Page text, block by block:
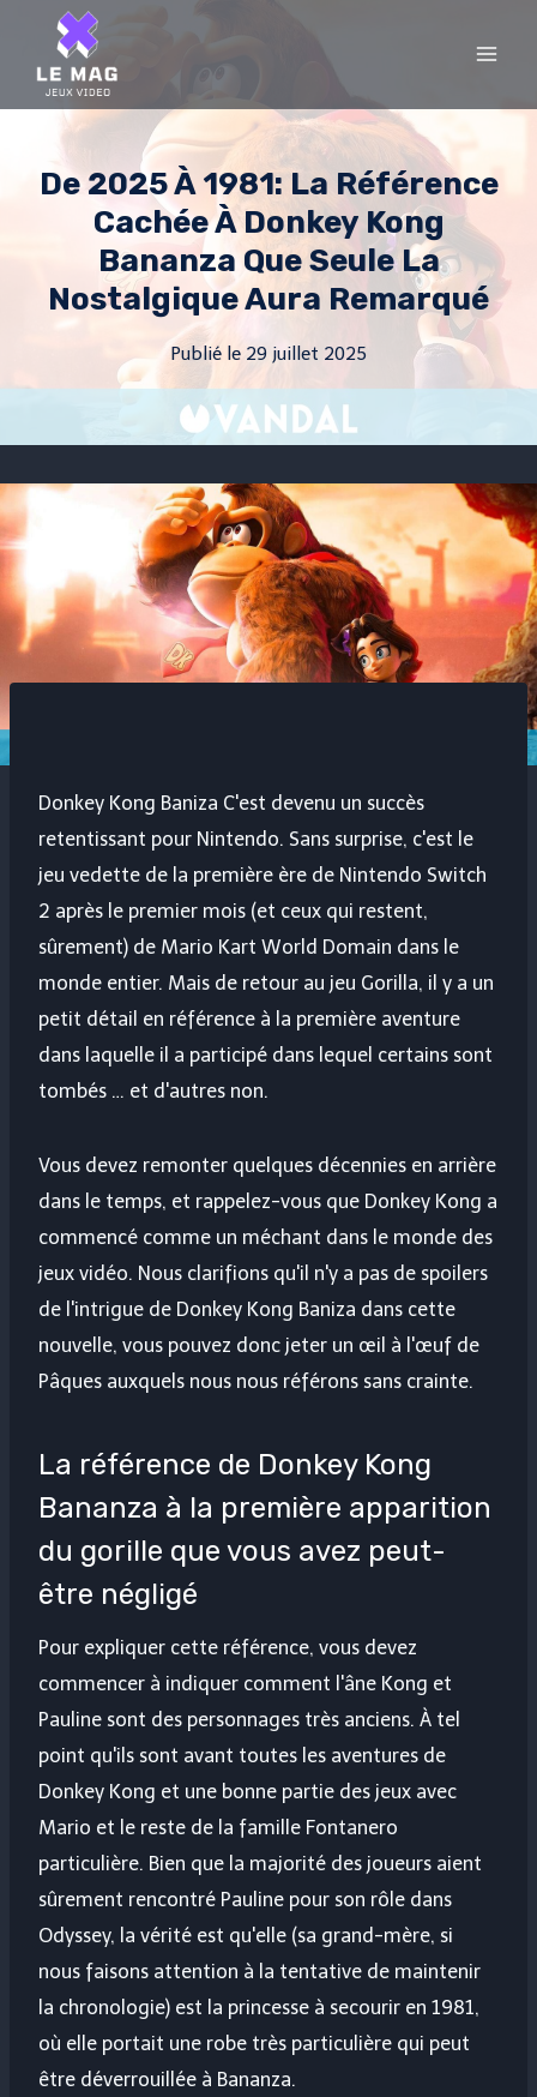
content
De 2025 À 1981: La Référence
Cachée À Donkey Kong
Bananza Que Seule La
Nostalgique Aura Remarqué
Publié le 29 juillet 2025
Donkey Kong Baniza C'est devenu un succès
retentissant pour Nintendo. Sans surprise, c'est le
jeu vedette de la première ère de Nintendo Switch
2 après le premier mois (et ceux qui restent,
sûrement) de Mario Kart World Domain dans le
monde entier. Mais de retour au jeu Gorilla, il y a un
petit détail en référence à la première aventure
dans laquelle il a participé dans lequel certains sont
tombés … et d'autres non.
Vous devez remonter quelques décennies en arrière
dans le temps, et rappelez-vous que Donkey Kong a
commencé comme un méchant dans le monde des
jeux vidéo. Nous clarifions qu'il n'y a pas de spoilers
de l'intrigue de Donkey Kong Baniza dans cette
nouvelle, vous pouvez donc jeter un œil à l'œuf de
Pâques auxquels nous nous référons sans crainte.
La référence de Donkey Kong
Bananza à la première apparition
du gorille que vous avez peut-
être négligé
Pour expliquer cette référence, vous devez
commencer à indiquer comment l'âne Kong et
Pauline sont des personnages très anciens. À tel
point qu'ils sont avant toutes les aventures de
Donkey Kong et une bonne partie des jeux avec
Mario et le reste de la famille Fontanero
particulière. Bien que la majorité des joueurs aient
sûrement rencontré Pauline pour son rôle dans
Odyssey, la vérité est qu'elle (sa grand-mère, si
nous faisons attention à la tentative de maintenir
la chronologie) est la princesse à secourir en 1981,
où elle portait une robe très particulière qui peut
être déverrouillée à Bananza.